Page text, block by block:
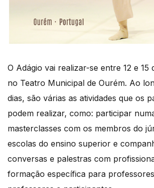
O Adágio vai realizar-se entre 12 e 15
no Teatro Municipal de Ourém. Ao
dias, são várias as atividades que os
podem realizar, como: participar
masterclasses com os membros do
escolas do ensino superior e
conversas e palestras com
formação específica para